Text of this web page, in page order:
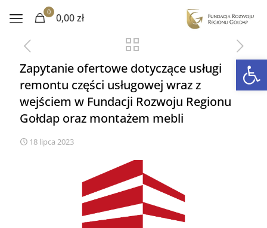
0 0,00 zł
Zapytanie ofertowe dotyczące usługi
remontu części usługowej wraz z
wejściem w Fundacji Rozwoju Regionu
Gołdap oraz montażem mebli
18 lipca 2023